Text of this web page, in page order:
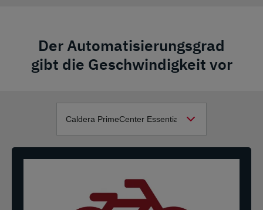
Der Automatisierungsgrad
gibt die Geschwindigkeit vor